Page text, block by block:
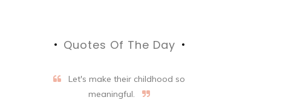
Quotes Of The Day
Let's make their childhood so
meaningful.